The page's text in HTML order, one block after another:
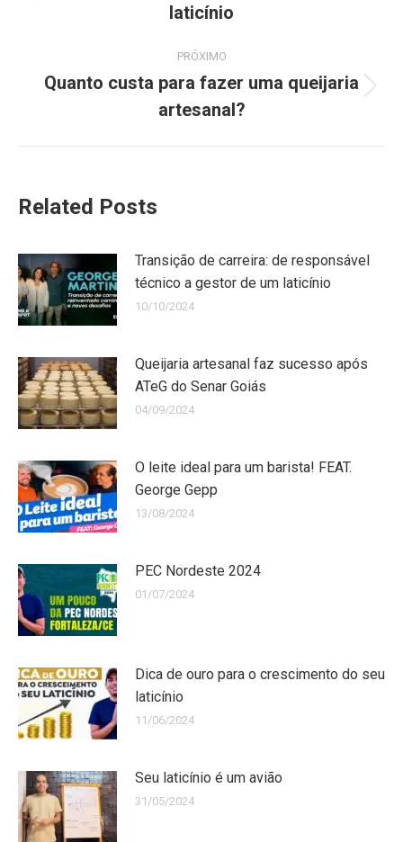
laticínio
PRÓXIMO
Quanto custa para fazer uma queijaria
artesanal?
Related Posts
Transição de carreira: de responsável
técnico a gestor de um laticínio
10/10/2024
Queijaria artesanal faz sucesso após
ATeG do Senar Goiás
04/09/2024
O leite ideal para um barista! FEAT.
George Gepp
13/08/2024
PEC Nordeste 2024
01/07/2024
Dica de ouro para o crescimento do seu
laticínio
11/06/2024
Seu laticínio é um avião
31/05/2024